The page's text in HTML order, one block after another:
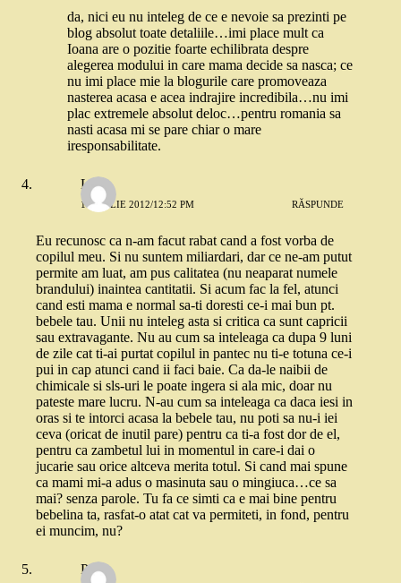
da, nici eu nu inteleg de ce e nevoie sa prezinti pe
blog absolut toate detaliile…imi place mult ca
Ioana are o pozitie foarte echilibrata despre
alegerea modului in care mama decide sa nasca; ce
nu imi place mie la blogurile care promoveaza
nasterea acasa e acea indrajire incredibila…nu imi
plac extremele absolut deloc…pentru romania sa
nasti acasa mi se pare chiar o mare
iresponsabilitate.
Liza
1 APRILIE 2012/12:52 PM RĂSPUNDE
Eu recunosc ca n-am facut rabat cand a fost vorba de
copilul meu. Si nu suntem miliardari, dar ce ne-am putut
permite am luat, am pus calitatea (nu neaparat numele
brandului) inaintea cantitatii. Si acum fac la fel, atunci
cand esti mama e normal sa-ti doresti ce-i mai bun pt.
bebele tau. Unii nu inteleg asta si critica ca sunt capricii
sau extravagante. Nu au cum sa inteleaga ca dupa 9 luni
de zile cat ti-ai purtat copilul in pantec nu ti-e totuna ce-i
pui in cap atunci cand ii faci baie. Ca da-le naibii de
chimicale si sls-uri le poate ingera si ala mic, doar nu
pateste mare lucru. N-au cum sa inteleaga ca daca iesi in
oras si te intorci acasa la bebele tau, nu poti sa nu-i iei
ceva (oricat de inutil pare) pentru ca ti-a fost dor de el,
pentru ca zambetul lui in momentul in care-i dai o
jucarie sau orice altceva merita totul. Si cand mai spune
ca mami mi-a adus o masinuta sau o mingiuca…ce sa
mai? senza parole. Tu fa ce simti ca e mai bine pentru
bebelina ta, rasfat-o atat cat va permiteti, in fond, pentru
ei muncim, nu?
Paula